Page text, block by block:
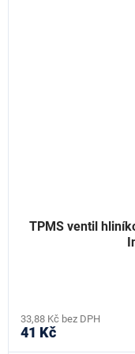
TPMS ventil
33,88 Kč bez DPH
41 Kč